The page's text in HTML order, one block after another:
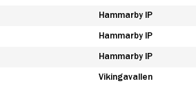
Hammarby IP
Hammarby IP
Hammarby IP
Vikingavallen